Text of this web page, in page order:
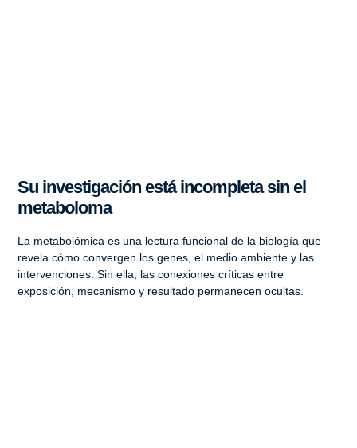
Su investigación está incompleta sin el
metaboloma
La metabolómica es una lectura funcional de la biología que
revela cómo convergen los genes, el medio ambiente y las
intervenciones. Sin ella, las conexiones críticas entre
exposición, mecanismo y resultado permanecen ocultas.